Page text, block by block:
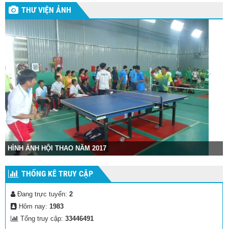
THƯ VIỆN ẢNH
HÌNH ẢNH HỘI THAO NĂM 2017
THỐNG KÊ TRUY CẬP
Đang trực tuyến: 2
Hôm nay: 1983
Tổng truy cập: 33446491